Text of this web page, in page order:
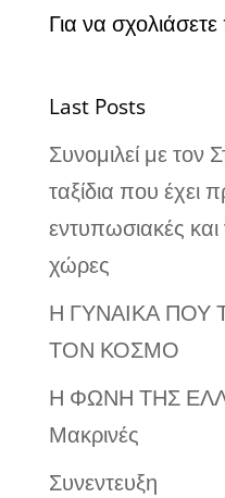
Για να
Last Posts
Συνομιλεί με τον
ταξίδια που έχει
εντυπωσιακές
χώρες
Η ΓΥΝΑΙΚΑ ΠΟΥ
ΤΟΝ ΚΟΣΜΟ
Η ΦΩΝΗ ΤΗΣ
Μακρινές
Συνεντευξη